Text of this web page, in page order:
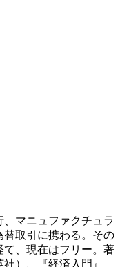
、マニュファクチュラ
取引に携わる。その
、現在はフリー。著
）、『経済入門』